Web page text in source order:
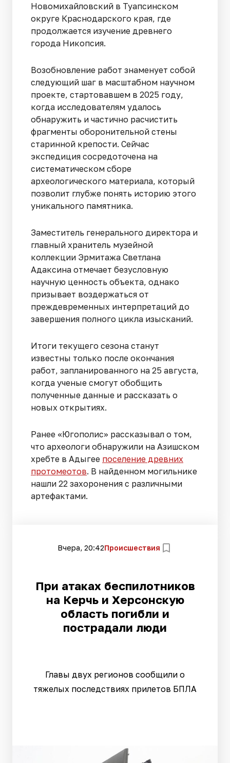
Новомихайловский в Туапсинском
округе Краснодарского края, где
продолжается изучение древнего
города Никопсия.
Возобновление работ знаменует собой
следующий шаг в масштабном научном
проекте, стартовавшем в 2025 году,
когда исследователям удалось
обнаружить и частично расчистить
фрагменты оборонительной стены
старинной крепости. Сейчас
экспедиция сосредоточена на
систематическом сборе
археологического материала, который
позволит глубже понять историю этого
уникального памятника.
Заместитель генерального директора и
главный хранитель музейной
коллекции Эрмитажа Светлана
Адаксина отмечает безусловную
научную ценность объекта, однако
призывает воздержаться от
преждевременных интерпретаций до
завершения полного цикла изысканий.
Итоги текущего сезона станут
известны только после окончания
работ, запланированного на 25 августа,
когда ученые смогут обобщить
полученные данные и рассказать о
новых открытиях.
Ранее «Югополис» рассказывал о том,
что археологи обнаружили на Азишском
хребте в Адыгее поселение древних
протомеотов. В найденном могильнике
нашли 22 захоронения с различными
артефактами.
Вчера, 20:42Происшествия
При атаках беспилотников
на Керчь и Херсонскую
область погибли и
пострадали люди
Главы двух регионов сообщили о
тяжелых последствиях прилетов БПЛА